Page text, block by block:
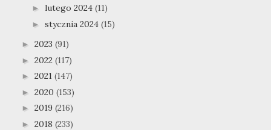
► lutego 2024 (11)
► stycznia 2024 (15)
► 2023 (91)
► 2022 (117)
► 2021 (147)
► 2020 (153)
► 2019 (216)
► 2018 (233)